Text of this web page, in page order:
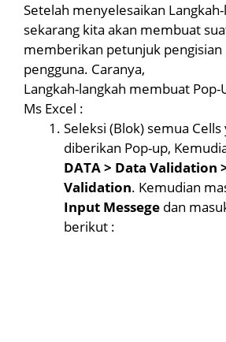
Setelah menyelesaikan
sekarang kita akan membuat
memberikan petunjuk pengisian
pengguna. Caranya,
Langkah-langkah membuat Pop-
Ms Excel :
Seleksi (Blok) semua Cells
diberikan Pop-up,
DATA > Data Validation
Validation. Kemudian
Input Messege dan
berikut :